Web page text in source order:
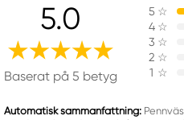
5.0
Baserat på 5 betyg
5 ☆
4 ☆
3 ☆
2 ☆
1 ☆
Automatisk sammanfattning: